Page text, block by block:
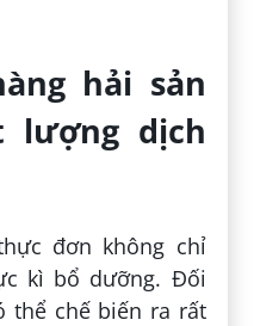
hải sản
lượng dịch
đơn không chỉ
kì bổ dưỡng. Đối
thể chế biến ra rất